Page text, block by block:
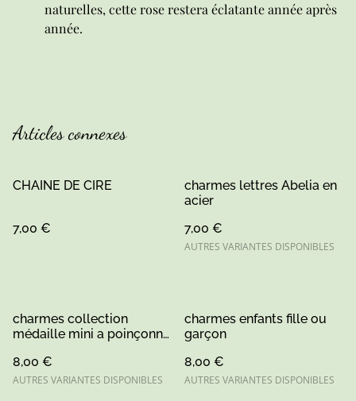
naturelles, cette rose restera éclatante année après
année.
Articles connexes
CHAINE DE CIRE
7,00 €
charmes lettres Abelia en
acier
7,00 €
AUTRES VARIANTES DISPONIBLES
charmes collection
médaille mini a poinçonne
8,00 €
AUTRES VARIANTES DISPONIBLES
charmes enfants fille ou
garçon
8,00 €
AUTRES VARIANTES DISPONIBLES